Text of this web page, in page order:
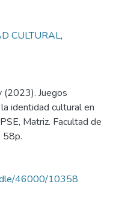
CULTURAL,
(2023). Juegos
identidad cultural en
Matriz. Facultad de
58p.
46000/10358